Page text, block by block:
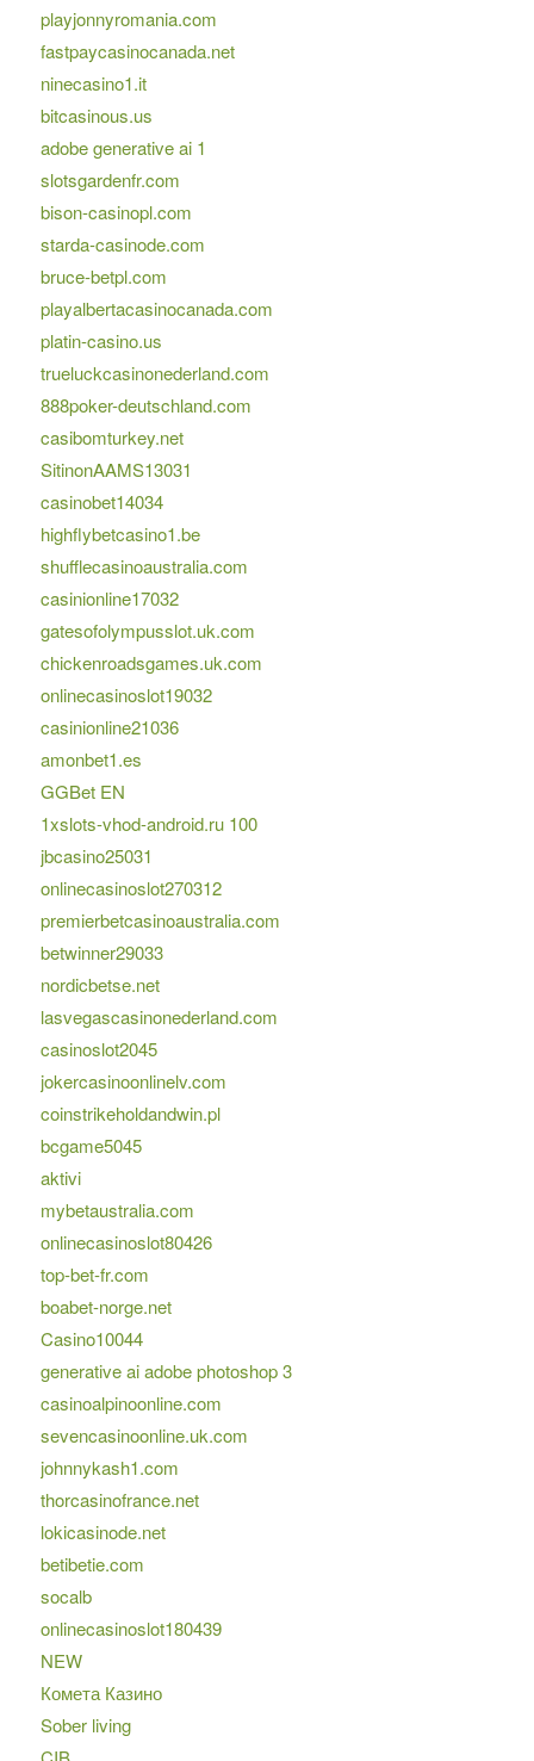
playjonnyromania.com
fastpaycasinocanada.net
ninecasino1.it
bitcasinous.us
adobe generative ai 1
slotsgardenfr.com
bison-casinopl.com
starda-casinode.com
bruce-betpl.com
playalbertacasinocanada.com
platin-casino.us
trueluckcasinonederland.com
888poker-deutschland.com
casibomturkey.net
SitinonAAMS13031
casinobet14034
highflybetcasino1.be
shufflecasinoaustralia.com
casinionline17032
gatesofolympusslot.uk.com
chickenroadsgames.uk.com
onlinecasinoslot19032
casinionline21036
amonbet1.es
GGBet EN
1xslots-vhod-android.ru 100
jbcasino25031
onlinecasinoslot270312
premierbetcasinoaustralia.com
betwinner29033
nordicbetse.net
lasvegascasinonederland.com
casinoslot2045
jokercasinoonlinelv.com
coinstrikeholdandwin.pl
bcgame5045
aktivi
mybetaustralia.com
onlinecasinoslot80426
top-bet-fr.com
boabet-norge.net
Casino10044
generative ai adobe photoshop 3
casinoalpinoonline.com
sevencasinoonline.uk.com
johnnykash1.com
thorcasinofrance.net
lokicasinode.net
betibetie.com
socalb
onlinecasinoslot180439
NEW
Комета Казино
Sober living